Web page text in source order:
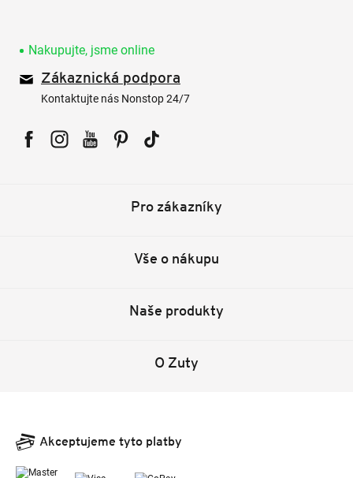
Nakupujte, jsme online
Zákaznická podpora
Kontaktujte nás Nonstop 24/7
Pro zákazníky
Vše o nákupu
Naše produkty
O Zuty
Akceptujeme tyto platby